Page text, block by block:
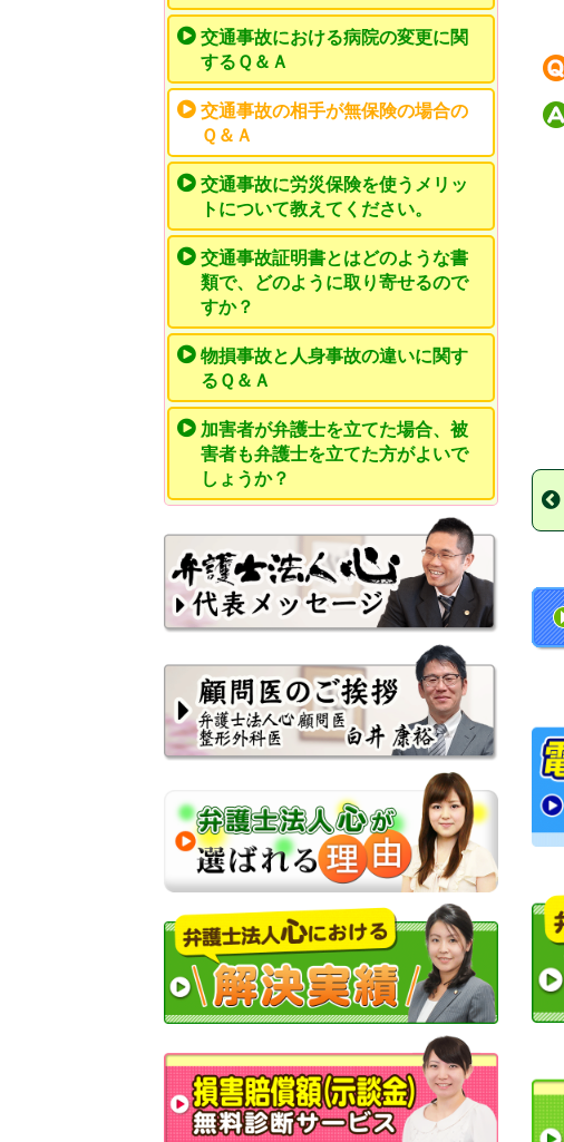
交通事故における病院の変更に関
するＱ＆Ａ
交通事故の相手が無保険の場合の
Ｑ＆Ａ
交通事故に労災保険を使うメリッ
トについて教えてください。
交通事故証明書とはどのような書
類で、どのように取り寄せるので
すか？
物損事故と人身事故の違いに関す
るＱ＆Ａ
加害者が弁護士を立てた場合、被
害者も弁護士を立てた方がよいで
しょうか？